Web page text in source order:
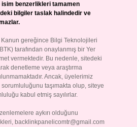
benzerlikleri tamamen
bilgiler taslak halindedir ve
Kanun gereğince Bilgi Teknolojileri
tarafından onaylanmış bir Yer
vermektedir. Bu nedenle, sitedeki
denetleme veya araştırma
Ancak, üyelerimiz
sorumluluğunu taşımakta olup, siteye
kabul etmiş sayılırlar.
aykırı olduğunu
backlinkpanelicomtr@gmail.com